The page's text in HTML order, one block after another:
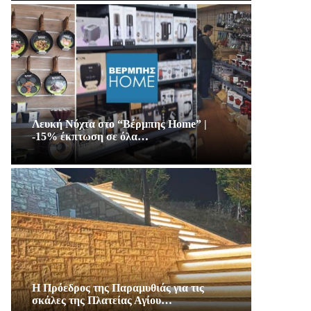
Λευκή Νύχτα στο “Βέρμπης Home” |
-15% έκπτωση σε όλα…
Η Πρόεδρος της Παραμυθιάς για τις
σκάλες της Πλατείας Αγίου…